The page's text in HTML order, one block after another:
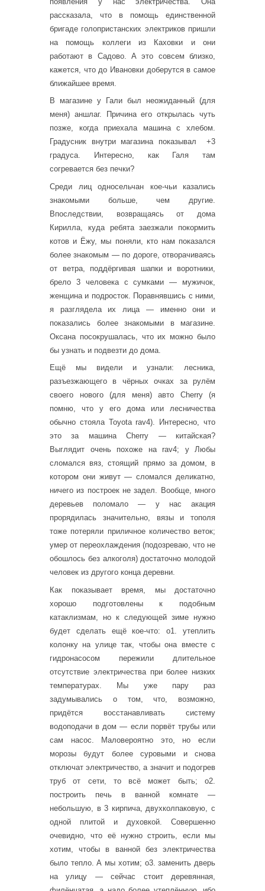
рассказала, что в помощь единственной
бригаде голопристанских электриков пришли
на помощь коллеги из Каховки и они
работают в Садово. А это совсем близко,
кажется, что до Ивановки доберутся в самое
ближайшее время.
В магазине у Гали был неожиданный (для
меня) аншлаг. Причина его открылась чуть
позже, когда приехала машина с хлебом.
Градусник внутри магазина показывал +3
градуса. Интересно, как Галя там
согревается без печки?
Среди лиц односельчан кое-чьи казались
знакомыми больше, чем другие.
Впоследствии, возвращаясь от дома
Кирилла, куда ребята заезжали покормить
котов и Ёжу, мы поняли, кто нам показался
более знакомым — по дороге, отворачиваясь
от ветра, поддёргивая шапки и воротники,
брело 3 человека с сумками — мужичок,
женщина и подросток. Поравнявшись с ними,
я разглядела их лица — именно они и
показались более знакомыми в магазине.
Оксана посокрушалась, что их можно было
бы узнать и подвезти до дома.
Ещё мы видели и узнали: лесника,
разъезжающего в чёрных очках за рулём
своего нового (для меня) авто Cherry (я
помню, что у его дома или лесничества
обычно стояла Toyota rav4). Интересно, что
это за машина Cherry — китайская?
Выглядит очень похоже на rav4; у Любы
сломался вяз, стоящий прямо за домом, в
котором они живут — сломался деликатно,
ничего из построек не задел. Вообще, много
деревьев поломало — у нас акация
прорядилась значительно, вязы и тополя
тоже потеряли приличное количество веток;
умер от переохлаждения (подозреваю, что не
обошлось без алкоголя) достаточно молодой
человек из другого конца деревни.
Как показывает время, мы достаточно
хорошо подготовлены к подобным
катаклизмам, но к следующей зиме нужно
будет сделать ещё кое-что: о1. утеплить
колонку на улице так, чтобы она вместе с
гидронасосом пережили длительное
отсутствие электричества при более низких
температурах. Мы уже пару раз
задумывались о том, что, возможно,
придётся восстанавливать систему
водоподачи в дом — если порвёт трубы или
сам насос. Маловероятно это, но если
морозы будут более суровыми и снова
отключат электричество, а значит и подогрев
труб от сети, то всё может быть; о2.
построить печь в ванной комнате —
небольшую, в 3 кирпича, двухколпаковую, с
одной плитой и духовкой. Совершенно
очевидно, что её нужно строить, если мы
хотим, чтобы в ванной без электричества
было тепло. А мы хотим; о3. заменить дверь
на улицу — сейчас стоит деревянная,